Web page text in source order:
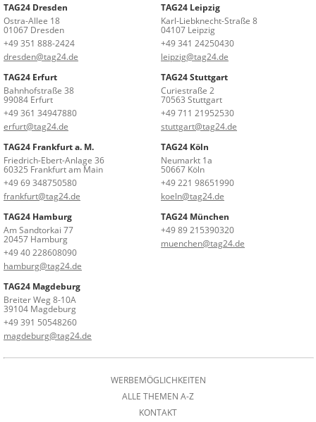
TAG24 Dresden
Ostra-Allee 18
01067 Dresden
+49 351 888-2424
dresden@tag24.de
TAG24 Leipzig
Karl-Liebknecht-Straße 8
04107 Leipzig
+49 341 24250430
leipzig@tag24.de
TAG24 Erfurt
Bahnhofstraße 38
99084 Erfurt
+49 361 34947880
erfurt@tag24.de
TAG24 Stuttgart
Curiestraße 2
70563 Stuttgart
+49 711 21952530
stuttgart@tag24.de
TAG24 Frankfurt a. M.
Friedrich-Ebert-Anlage 36
60325 Frankfurt am Main
+49 69 348750580
frankfurt@tag24.de
TAG24 Köln
Neumarkt 1a
50667 Köln
+49 221 98651990
koeln@tag24.de
TAG24 Hamburg
Am Sandtorkai 77
20457 Hamburg
+49 40 228608090
hamburg@tag24.de
TAG24 München
+49 89 215390320
muenchen@tag24.de
TAG24 Magdeburg
Breiter Weg 8-10A
39104 Magdeburg
+49 391 50548260
magdeburg@tag24.de
WERBEMÖGLICHKEITEN
ALLE THEMEN A-Z
KONTAKT